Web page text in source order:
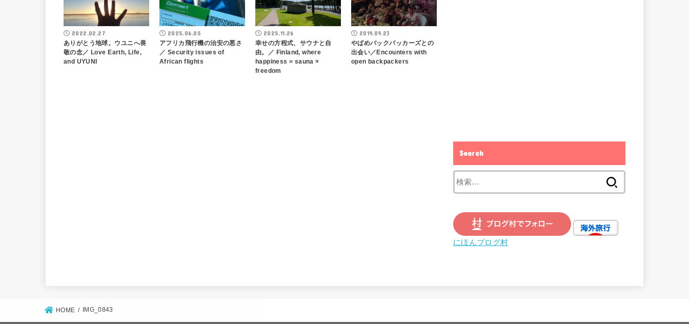
2022.02.27
ありがとう地球。ウユニへ畏
敬の念／ Love Earth, Life,
and UYUNI
2025.06.05
アフリカ飛行機の治安の悪さ
／ Security issues of
African flights
2025.11.26
幸せの方程式、サウナと自
由。／ Finland, where
happiness = sauna ×
freedom
2019.09.23
やばめバックパッカーズとの
出会い／Encounters with
open backpackers
Search
索:
にほんブログ村
HOME IMG_0843